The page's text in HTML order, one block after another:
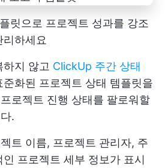
릿으로 프로젝트 성과를 강조
하세요
지 않고 ClickUp 주간 상태
준화된 프로젝트 상태 템플릿을
로젝트 진행 상태를 팔로워할
.
트 이름, 프로젝트 관리자, 주
프로젝트 세부 정보가 표시